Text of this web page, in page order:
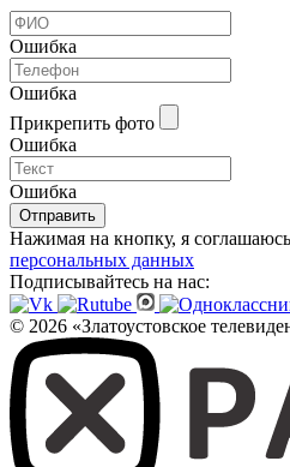
Ошибка
Ошибка
Прикрепить фото
Ошибка
Ошибка
Отправить
Нажимая на кнопку, я
персональных данных
Подписывайтесь на нас:
© 2026 «Златоустовское